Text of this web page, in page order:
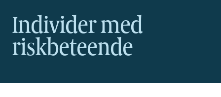
Individer med
riskbeteende